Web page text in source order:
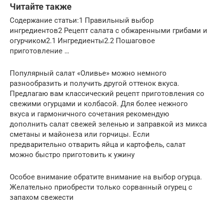
Читайте также
Содержание статьи:1 Правильный выбор
ингредиентов2 Рецепт салата с обжаренными грибами и
огурчиком2.1 Ингредиенты2.2 Пошаговое
приготовление …
Популярный салат «Оливье» можно немного
разнообразить и получить другой оттенок вкуса.
Предлагаю вам классический рецепт приготовления со
свежими огурцами и колбасой. Для более нежного
вкуса и гармоничного сочетания рекомендую
дополнить салат свежей зеленью и заправкой из микса
сметаны и майонеза или горчицы. Если
предварительно отварить яйца и картофель, салат
можно быстро приготовить к ужину
Особое внимание обратите внимание на выбор огурца.
Желательно приобрести только сорванный огурец с
запахом свежести